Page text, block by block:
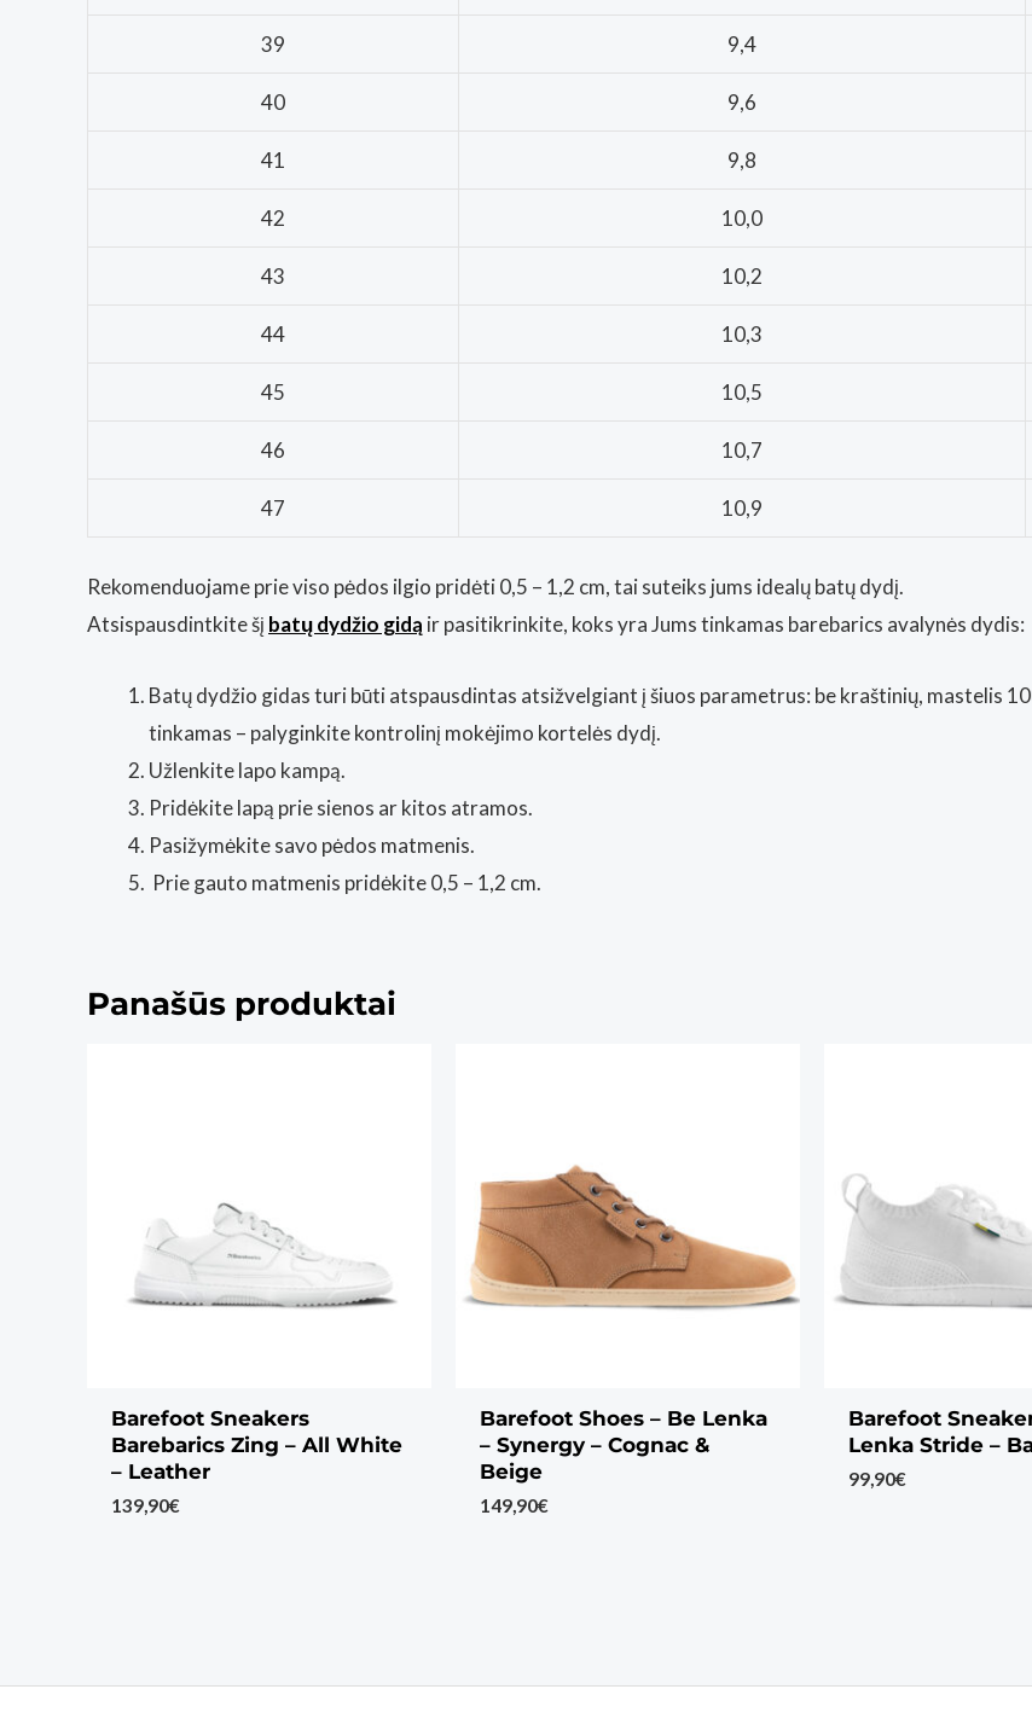
39 9,4
40 9,6
41 9,8
42 10,0
43 10,2
44 10,3
45 10,5
46 10,7
47 10,9
Rekomenduojame prie viso pėdos ilgio pridėti 0,5 – 1,2 cm, tai suteiks jums idealų batų dydį.
Atsispausdintkite šį batų dydžio gidą ir pasitikrinkite, koks yra Jums tinkamas barebarics avalynės dydis:
Batų dydžio gidas turi būti atspausdintas atsižvelgiant į šiuos parametrus: be kraštinių, mastelis
tinkamas – palyginkite kontrolinį mokėjimo kortelės dydį.
Užlenkite lapo kampą.
Pridėkite lapą prie sienos ar kitos atramos.
Pasižymėkite savo pėdos matmenis.
Prie gauto matmenis pridėkite 0,5 – 1,2 cm.
Panašūs produktai
Barefoot Sneakers
Barebarics Zing – All White
– Leather
139,90€
Barefoot Shoes – Be Lenka
– Synergy – Cognac &
Beige
149,90€
Barefoot
Lenka Stride –
99,90€